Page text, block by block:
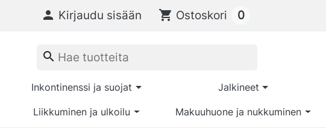
 Kirjaudu sisään shopping_cart Ostoskori 0
Inkontinenssi ja suojat Jalkineet
Liikkuminen ja ulkoilu Makuuhuone ja nukkuminen
search